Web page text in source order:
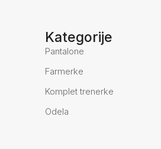
Kategorije
Pantalone
Farmerke
Komplet trenerke
Odela